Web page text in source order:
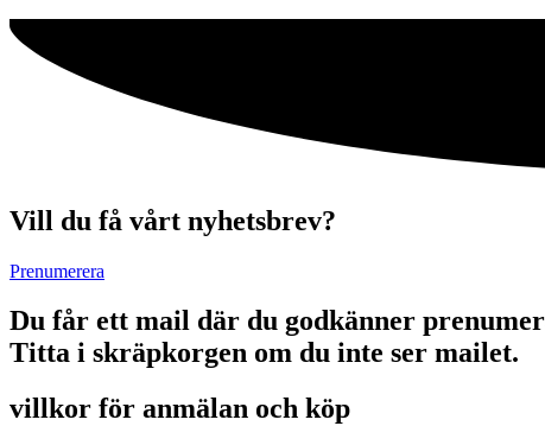
Vill du få vårt nyhetsbrev?
Prenumerera
Du får ett mail där du godkänner
Titta i skräpkorgen om du inte ser mailet.
villkor för anmälan och köp